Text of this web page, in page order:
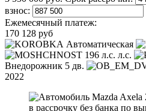
взнос:
Ежемесячный платеж:
170 128 руб
Автоматическая
196 л.с. л.с.
Внедорожник 5 дв.
2022